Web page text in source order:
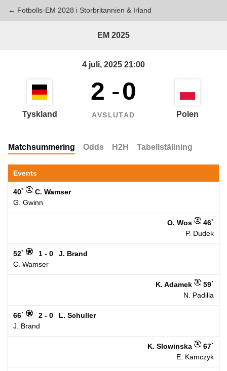
← Fotbolls-EM 2028 i Storbritannien & Irland
Tyskland Polen
EM 2025
4 juli, 2025 21:00
2 -0
AVSLUTAD
Matchsummering Odds H2H Tabellställning
Events
40`
C. Wamser
G. Gwinn
O. Wos
46`
P. Dudek
52` 1 - 0
J. Brand
C. Wamser
K. Adamek
59`
N. Padilla
66` 2 - 0
L. Schuller
J. Brand
K. Slowinska
67`
E. Kamczyk